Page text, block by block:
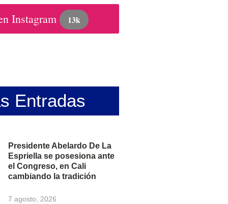
Instagram 13k
Entradas
Presidente Abelardo De La
Espriella se posesiona ante
el Congreso, en Cali
cambiando la tradición
7 agosto, 2026